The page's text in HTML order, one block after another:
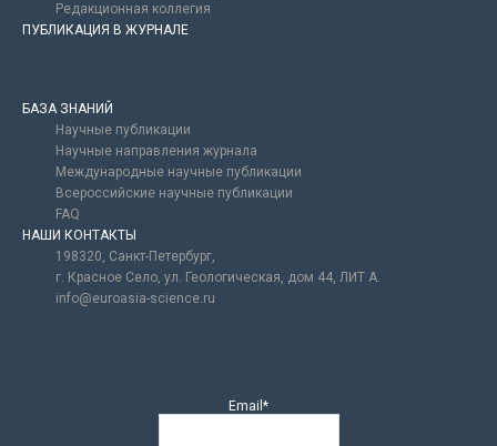
Редакционная коллегия
ПУБЛИКАЦИЯ В ЖУРНАЛЕ
БАЗА ЗНАНИЙ
Научные публикации
Научные направления журнала
Международные научные публикации
Всероссийские научные публикации
FAQ
НАШИ КОНТАКТЫ
198320, Санкт-Петербург,
г. Красное Село, ул. Геологическая, дом 44, ЛИТ А.
info@euroasia-science.ru
Email*